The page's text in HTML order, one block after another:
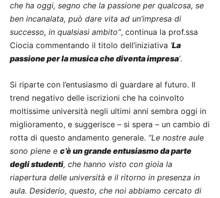
che ha oggi, segno che la passione per qualcosa, se
ben incanalata, può dare vita ad un’impresa di
successo, in qualsiasi ambito”, continua la prof.ssa
Ciocia commentando il titolo dell’iniziativa ‘La
passione per la musica che diventa impresa’.
Si riparte con l’entusiasmo di guardare al futuro. Il
trend negativo delle iscrizioni che ha coinvolto
moltissime università negli ultimi anni sembra oggi in
miglioramento, e suggerisce – si spera – un cambio di
rotta di questo andamento generale. “Le nostre aule
sono piene e c’è un grande entusiasmo da parte
degli studenti, che hanno visto con gioia la
riapertura delle università e il ritorno in presenza in
aula. Desiderio, questo, che noi abbiamo cercato di